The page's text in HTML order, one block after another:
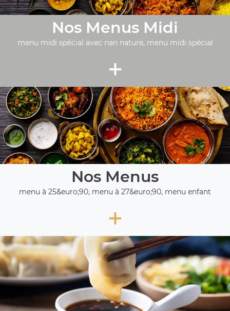
Nos Menus Midi
menu midi spécial avec nan nature, menu midi spécial
+
Nos Menus
menu à 25&euro;90, menu à 27&euro;90, menu enfant
+